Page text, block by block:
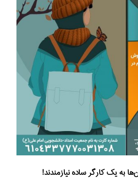
به یک کارگر ساده نیازمندند!